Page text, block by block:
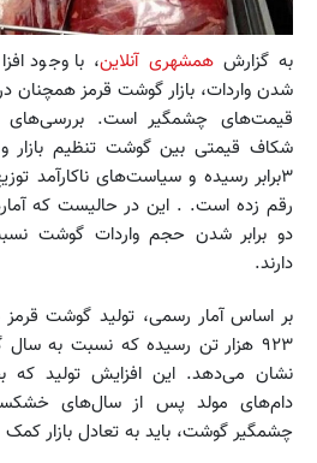
به گزارشهمشهری آنلاین، با وجود
شدن واردات، بازار گوشت قرمز همچنان
قیمت‌های چشمگیر است.
۳برابر رسیده و سیاست‌های ناکارآمد
رقم زده است. . این در حالیست که
دو برابر شدن حجم واردات گوشت
دارند.
بر اساس آمار رسمی، تولید گوشت
نشان می‌دهد. این افزایش تولید که
دام‌های مولد پس از سال‌های
چشمگیر گوشت، باید به تعادل بازار